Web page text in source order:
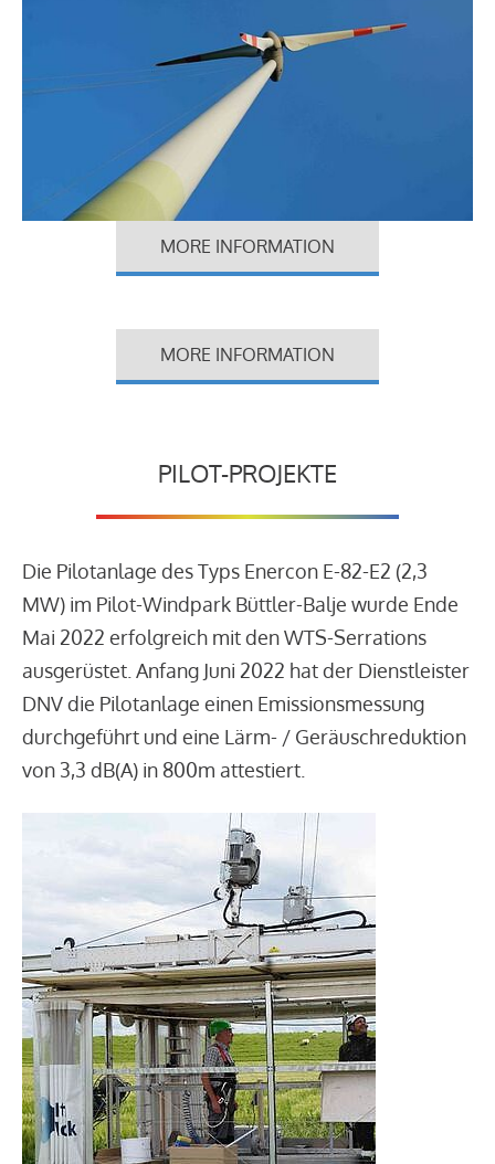
MORE INFORMATION
MORE INFORMATION
PILOT-PROJEKTE
Die Pilotanlage des Typs Enercon E-82-E2 (2,3
MW) im Pilot-Windpark Büttler-Balje wurde Ende
Mai 2022 erfolgreich mit den WTS-Serrations
ausgerüstet. Anfang Juni 2022 hat der Dienstleister
DNV die Pilotanlage einen Emissionsmessung
durchgeführt und eine Lärm- / Geräuschreduktion
von 3,3 dB(A) in 800m attestiert.